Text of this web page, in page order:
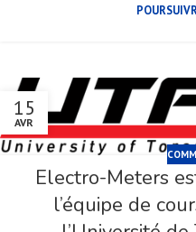
15
AVR
Electro-Meters
l’équipe de